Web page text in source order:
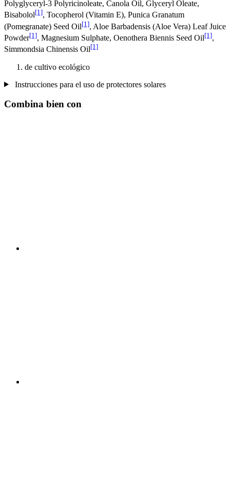
Polyglyceryl-3 Polyricinoleate, Canola Oil, Glyceryl Oleate,
Bisabolol[1], Tocopherol (Vitamin E), Punica Granatum
(Pomegranate) Seed Oil[1], Aloe Barbadensis (Aloe Vera) Leaf Juice
Powder[1], Magnesium Sulphate, Oenothera Biennis Seed Oil[1],
Simmondsia Chinensis Oil[1]
de cultivo ecológico
Instrucciones para el uso de protectores solares
Combina bien con